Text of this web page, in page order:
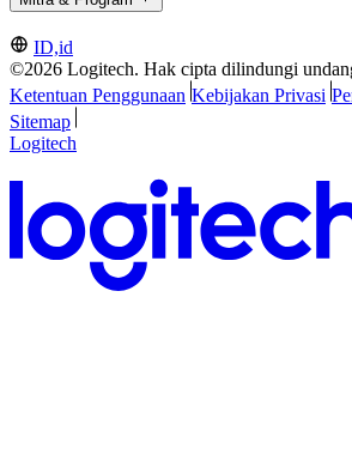
ID,id
©2026 Logitech. Hak cipta dilindungi
Ketentuan Penggunaan Kebijakan Privasi
Sitemap
Logitech